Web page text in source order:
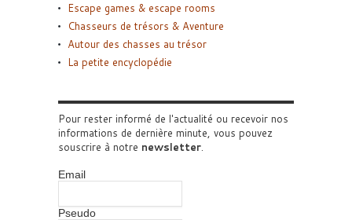
Escape games & escape rooms
Chasseurs de trésors & Aventure
Autour des chasses au trésor
La petite encyclopédie
Pour rester informé de l'actualité ou recevoir nos
informations de dernière minute, vous pouvez
souscrire à notre newsletter.
Email
Pseudo